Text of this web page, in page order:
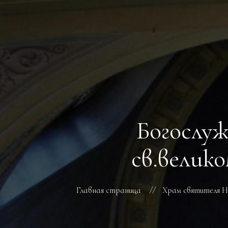
Главная страница Храм святителя